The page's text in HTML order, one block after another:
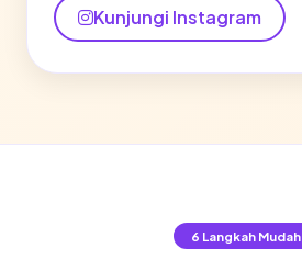
Kunjungi Instagram
6 Langkah Mudah